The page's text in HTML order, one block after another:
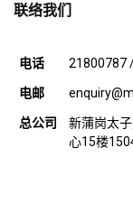
联络我们
电话 21800787
电邮
总公司
新蒲岗太
心15楼